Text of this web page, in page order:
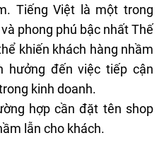
Tiếng Việt là một trong
phong phú bậc nhất Thế
khiến khách hàng nhầm
hưởng đến việc tiếp cận
kinh doanh.
hợp cần đặt tên shop
lẫn cho khách.